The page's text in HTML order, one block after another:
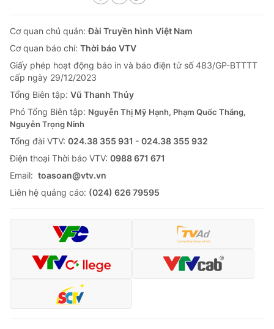
Cơ quan chủ quản:Đài Truyền hình Việt Nam
Cơ quan báo chí: Thời báo VTV
Giấy phép hoạt động báo in và báo điện tử số 483/GP-BTTTT
cấp ngày 29/12/2023
Tổng Biên tập: Vũ Thanh Thủy
Phó Tổng Biên tập: Nguyễn Thị Mỹ Hạnh, Phạm Quốc Thắng,
Nguyễn Trọng Ninh
Tổng đài VTV: 024.38 355 931 - 024.38 355 932
Ðiện thoại Thời báo VTV: 0988 671 671
Email: toasoan@vtv.vn
Liên hệ quảng cáo: (024) 626 79595